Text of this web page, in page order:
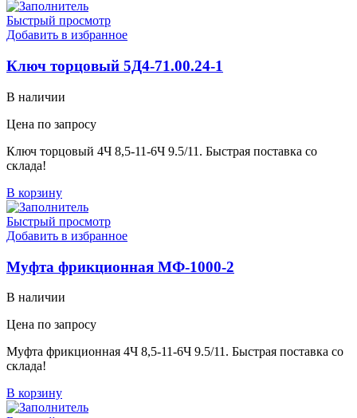
Быстрый просмотр
Добавить в избранное
Ключ торцовый 5Д4-71.00.24-1
В наличии
Цена по запросу
Ключ торцовый 4Ч 8,5-11-6Ч 9.5/11. Быстрая поставка со
склада!
В корзину
Быстрый просмотр
Добавить в избранное
Муфта фрикционная МФ-1000-2
В наличии
Цена по запросу
Муфта фрикционная 4Ч 8,5-11-6Ч 9.5/11. Быстрая поставка со
склада!
В корзину